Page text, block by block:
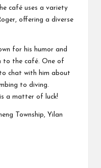
café uses a variety
offering a diverse
for his humor and
to the café. One of
chat with him about
to diving.
a matter of luck!
Township, Yilan